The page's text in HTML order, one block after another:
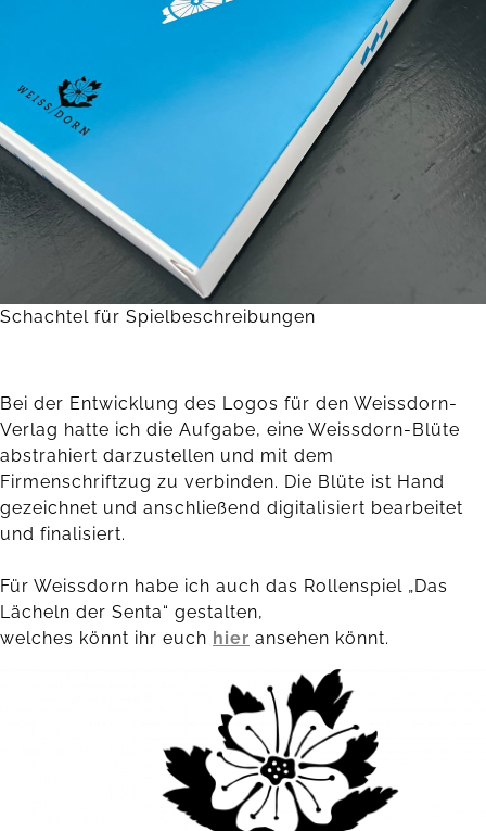
Schachtel für Spielbeschreibungen
Bei der Entwicklung des Logos für den Weissdorn-
Verlag hatte ich die Aufgabe, eine Weissdorn-Blüte
abstrahiert darzustellen und mit dem
Firmenschriftzug zu verbinden. Die Blüte ist Hand
gezeichnet und anschließend digitalisiert bearbeitet
und finalisiert.
Für Weissdorn habe ich auch das Rollenspiel „Das
Lächeln der Senta“ gestalten,
welches könnt ihr euch hier ansehen könnt.